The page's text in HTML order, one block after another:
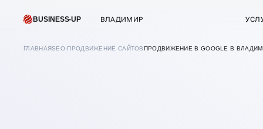
BUSINESS-UP ВЛАДИМИР
ГЛАВНАЯSEO-ПРОДВИЖЕНИЕ САЙТОВПРОДВИЖЕНИЕ В GOOGLE В